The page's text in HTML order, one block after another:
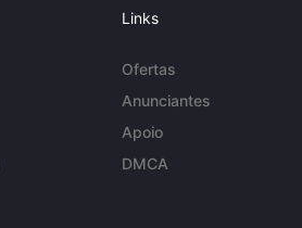
Links
Ofertas
Anunciantes
Apoio
DMCA